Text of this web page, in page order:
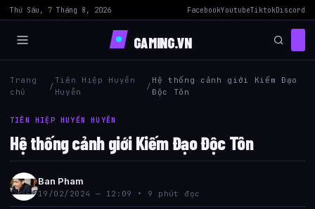
Thứ Sáu, 7 Tháng 8, 2026 FacebookYoutubeTiktokDiscord
GAMING.VN
Trang
chủ
/
Tiên Hiệp Huyền
Huyễn
/
Hệ thống cảnh giới Kiếm Đạo
Độc Tôn
TIÊN HIỆP HUYỀN HUYỄN
Hệ thống cảnh giới Kiếm Đạo Độc Tôn
Ban Pham
19/02/2024 — 12:09 • 9 phút đọc